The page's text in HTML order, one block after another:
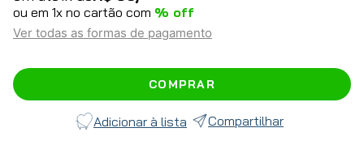
ou em 1x no cartão com % off
Ver todas as formas de pagamento
COMPRAR
Compartilhar